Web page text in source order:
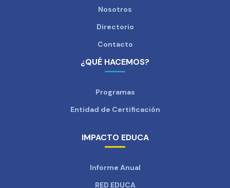
Nosotros
Directorio
Contacto
¿QUÉ HACEMOS?
Programas
Entidad de Certificación
IMPACTO EDUCA
Informe Anual
RED EDUCA